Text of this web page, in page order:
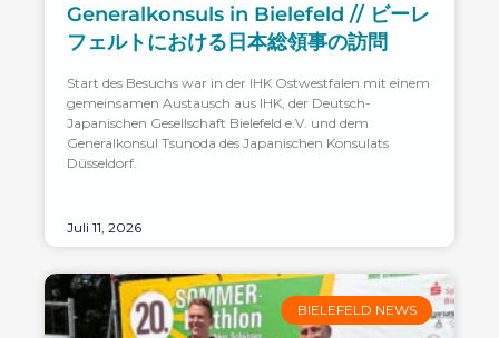
Generalkonsuls in Bielefeld // ビーレ
フェルトにおける日本総領事の訪問
Start des Besuchs war in der IHK Ostwestfalen mit einem
gemeinsamen Austausch aus IHK, der Deutsch-
Japanischen Gesellschaft Bielefeld e.V. und dem
Generalkonsul Tsunoda des Japanischen Konsulats
Düsseldorf.
Juli 11, 2026
BIELEFELD NEWS